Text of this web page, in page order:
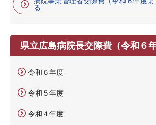
る
県立広島病院長交際費（令和６年
令和６年度
令和５年度
令和４年度